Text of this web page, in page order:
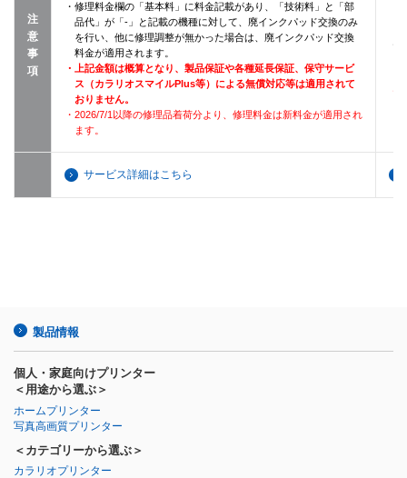
注
意
事
項
・修理料金欄の「基本料」に料金記載があり、「技術料」と「部
品代」が「-」と記載の機種に対して、廃インクパッド交換のみ
を行い、他に修理調整が無かった場合は、廃インクパッド交換
料金が適用されます。
・上記金額は概算となり、製品保証や各種延長保証、保守サービ
ス（カラリオスマイルPlus等）による無償対応等は適用されて
おりません。
・2026/7/1以降の修理品着荷分より、修理料金は新料金が適用され
ます。
・
・
サービス詳細はこちら
製品情報
個人・家庭向けプリンター
＜用途から選ぶ＞
ホームプリンター
写真高画質プリンター
＜カテゴリーから選ぶ＞
カラリオプリンター